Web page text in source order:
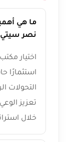
ما هي
نصر سيتي
اختيار
التحولات
تعزيز
خلال